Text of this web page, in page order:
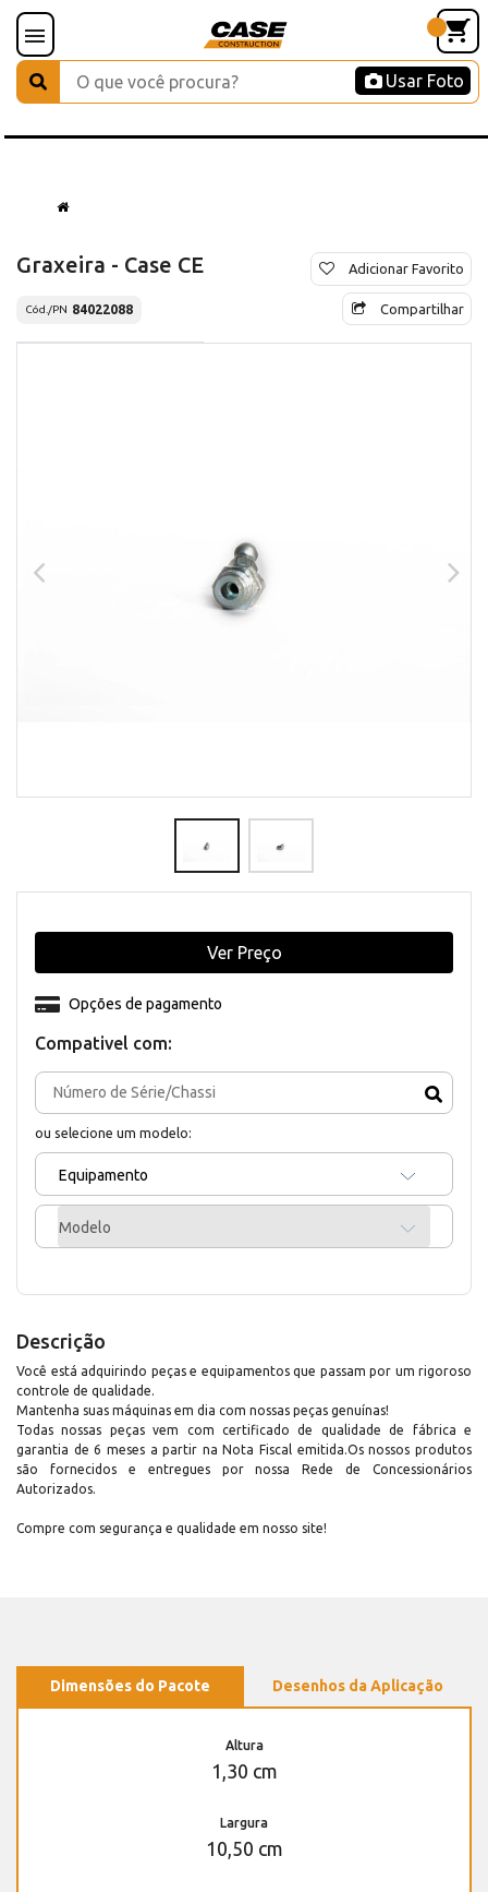
Usar Foto
Graxeira - Case CE
Cód./PN 84022088
Adicionar Favorito
Compartilhar
Compativel com:
ou selecione um modelo:
Equipamento
Modelo
Opções de pagamento
Ver Preço
Descrição
Você está adquirindo peças e equipamentos que passam por um rigoroso
controle de qualidade.
Mantenha suas máquinas em dia com nossas peças genuínas!
Todas nossas peças vem com certificado de qualidade de fábrica e
garantia de 6 meses a partir na Nota Fiscal emitida.Os nossos produtos
são fornecidos e entregues por nossa Rede de Concessionários
Autorizados.
Compre com segurança e qualidade em nosso site!
Dimensões do Pacote Desenhos da Aplicação
Altura
1,30 cm
Largura
10,50 cm